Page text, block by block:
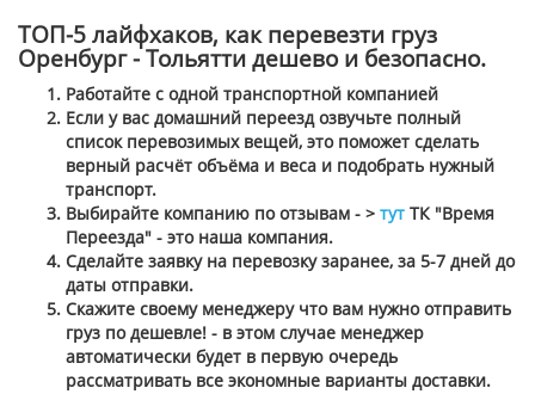
ТОП-5 лайфхаков, как перевезти груз
Оренбург - Тольятти дешево и безопасно.
Работайте с одной транспортной компанией
Если у вас домашний переезд озвучьте полный
список перевозимых вещей, это поможет сделать
верный расчёт объёма и веса и подобрать нужный
транспорт.
Выбирайте компанию по отзывам - > тут ТК "Время
Переезда" - это наша компания.
Сделайте заявку на перевозку заранее, за 5-7 дней до
даты отправки.
Скажите своему менеджеру что вам нужно отправить
груз по дешевле! - в этом случае менеджер
автоматически будет в первую очередь
рассматривать все экономные варианты доставки.